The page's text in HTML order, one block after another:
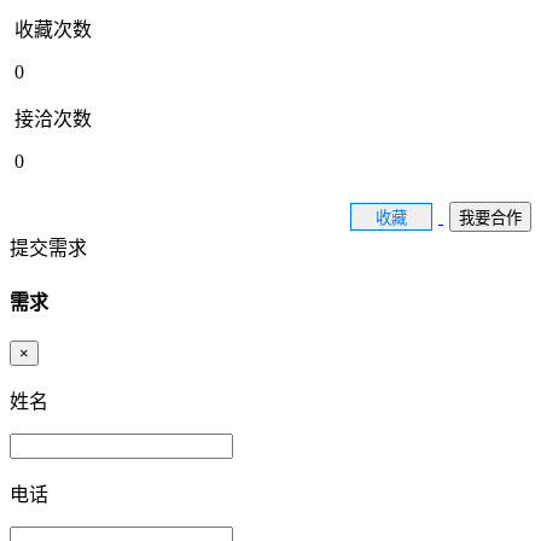
收藏次数
0
接洽次数
0
收藏 我要合作
提交需求
需求
×
姓名
电话